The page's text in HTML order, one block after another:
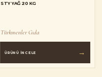
STY YAĞ 20 KG
Türkmenler Gıda
ÜRÜNÜ İNCELE →